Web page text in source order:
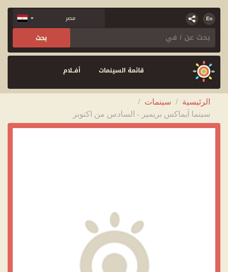
قائمة السينمات أفــلام
الرئيسية / سينمات /
سينما آيماكس بريمير - السادس من اكتوبر